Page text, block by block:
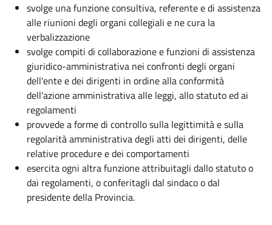
svolge una funzione consultiva, referente e di assistenza
alle riunioni degli organi collegiali e ne cura la
verbalizzazione
svolge compiti di collaborazione e funzioni di assistenza
giuridico-amministrativa nei confronti degli organi
dell'ente e dei dirigenti in ordine alla conformità
dell'azione amministrativa alle leggi, allo statuto ed ai
regolamenti
provvede a forme di controllo sulla legittimità e sulla
regolarità amministrativa degli atti dei dirigenti, delle
relative procedure e dei comportamenti
esercita ogni altra funzione attribuitagli dallo statuto o
dai regolamenti, o conferitagli dal sindaco o dal
presidente della Provincia.